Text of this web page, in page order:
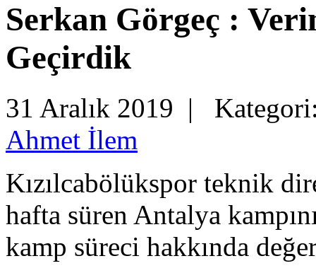
Serkan Görgeç :
Geçirdik
31 Aralık 2019 |
Ahmet İlem
Kızılcabölükspor teknik
hafta süren Antalya
kamp süreci hakkında